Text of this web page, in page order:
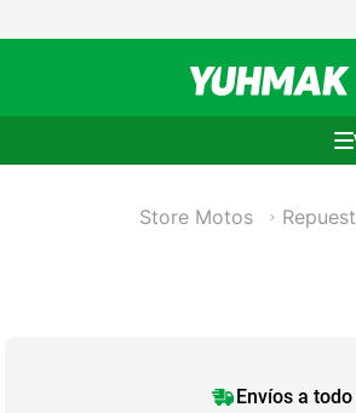
Store Motos
Envíos a